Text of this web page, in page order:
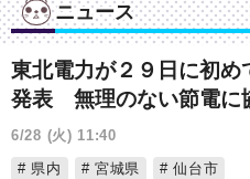
ニュース
東北電力が２９日に初め
発表 無理のない節電に
6/28 (火) 11:40
県内
宮城県 仙台市